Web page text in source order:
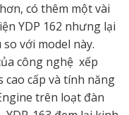
có thêm một vài
YDP 162 nhưng lại
với model này.
công nghệ xếp
cao cấp và tính năng
trên loạt đàn